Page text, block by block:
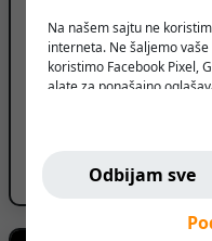
Na našem sajtu ne
interneta. Ne šaljemo
koristimo Facebook Pixel,
alate za ponašajno
Odbijam sve
PRIKAŽI